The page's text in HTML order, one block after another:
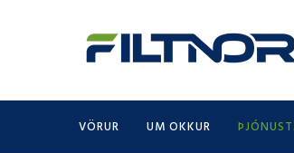
VÖRUR UM OKKUR